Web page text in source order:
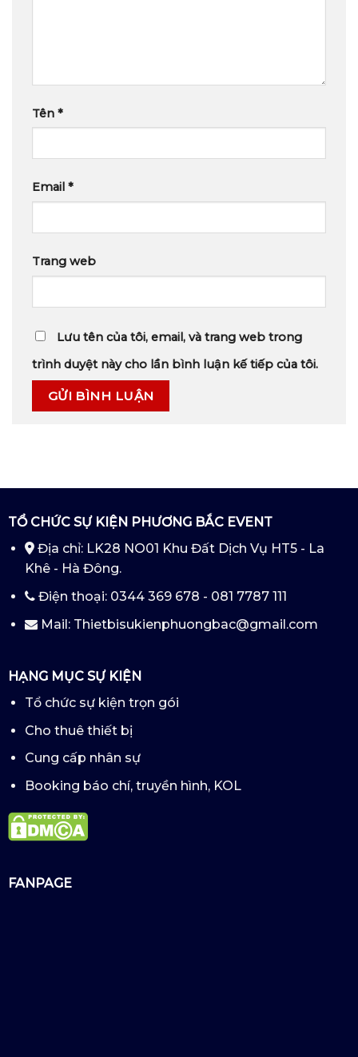
Tên *
Email *
Trang web
Lưu tên của tôi, email, và trang web trong
trình duyệt này cho lần bình luận kế tiếp của tôi.
TỔ CHỨC SỰ KIỆN PHƯƠNG BẮC EVENT
Địa chỉ: LK28 NO01 Khu Đất Dịch Vụ HT5 - La
Khê - Hà Đông.
Điện thoại: 0344 369 678 - 081 7787 111
Mail: Thietbisukienphuongbac@gmail.com
HẠNG MỤC SỰ KIỆN
Tổ chức sự kiện trọn gói
Cho thuê thiết bị
Cung cấp nhân sự
Booking báo chí, truyền hình, KOL
FANPAGE